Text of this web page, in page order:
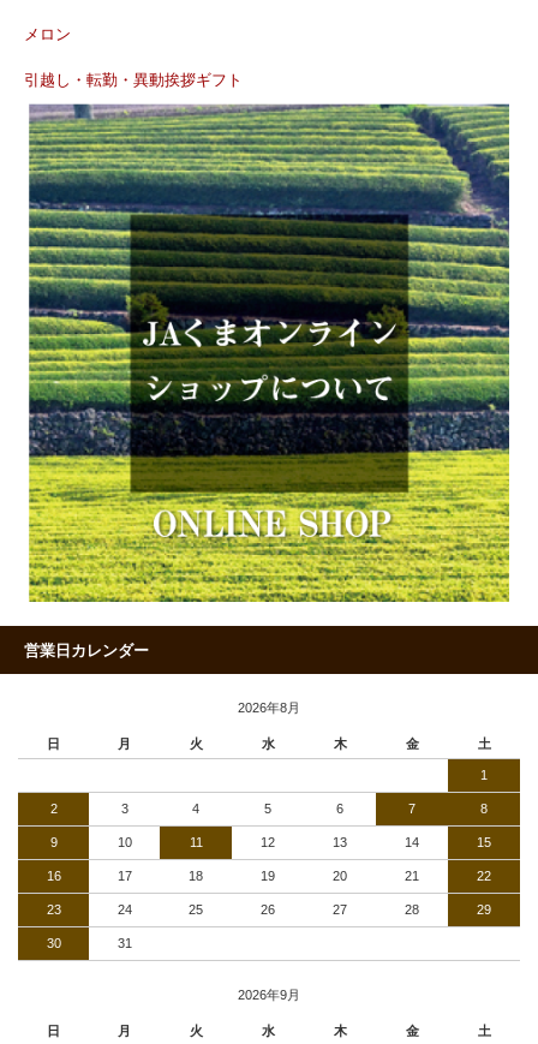
メロン
引越し・転勤・異動挨拶ギフト
営業日カレンダー
2026年8月
日 月 火 水 木 金 土
1
2 3 4 5 6 7 8
9 10 11 12 13 14 15
16 17 18 19 20 21 22
23 24 25 26 27 28 29
30 31
2026年9月
日 月 火 水 木 金 土